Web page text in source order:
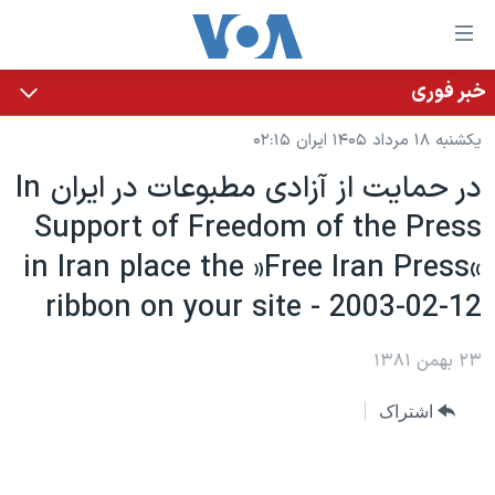
لینکهای
قابل
دسترسی
جهش
محتوای
اصلی
جهش
به
صفحه
جهش
خانه
نسخه سبک وب‌سایت
موضوع ها
ایران
آمریکا
جهان
ورزشی
برنامه های تلویزیونی
جدول برنامه ها
صفحه‌های ویژه
جام جهانی ۲۰۲۶
فرکانس‌های صدای آمریکا
پخش رادیویی
خبر فوری
یکشنبه ۱۸ مرداد ۱۴۰۵ ایران ۰۲:۱۵
در حمايت از آزادی مطبوعات در ايران In
Support of Freedom of the Press
in Iran place the »Free Iran Press«
ribbon on your site - 2003-02-12
۲۳ بهمن ۱۳۸۱
اشتراک